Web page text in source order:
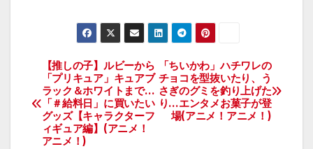
投
稿
ナ
「ちいかわ」ハチワレの
チョコを型抜いたり、う
さぎのグミを釣り上げた
り…エンタメお菓子が登
場(アニメ！アニメ！)
【推しの子】ルビーから
「プリキュア」キュアブ
ラック＆ホワイトまで…
「＃給料日」に買いたい
グッズ【キャラクターフ
ィギュア編】(アニメ！
アニメ！)